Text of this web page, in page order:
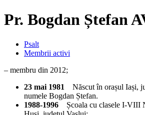
Pr. Bogdan Ștefan
Psalt
Membrii activi
– membru din 2012;
23 mai 1981
Născut în orașul Iași,
numele Bogdan Ștefan.
1988-1996 Școala cu clasele I-VIII